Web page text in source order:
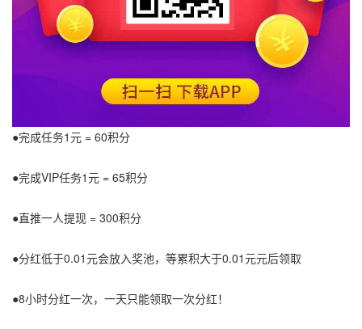
●完成任务1元 = 60积分
●完成VIP任务1元 = 65积分
●直推一人提现 = 300积分
●分红低于0.01元会放入奖池，等累积大于0.01元元后领取
●8小时分红一次，一天只能领取一次分红！